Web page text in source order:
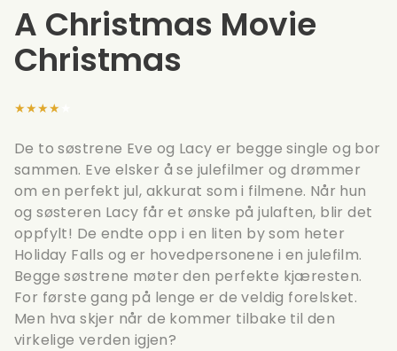
A Christmas Movie
Christmas
★★★★★
De to søstrene Eve og Lacy er begge single og bor
sammen. Eve elsker å se julefilmer og drømmer
om en perfekt jul, akkurat som i filmene. Når hun
og søsteren Lacy får et ønske på julaften, blir det
oppfylt! De endte opp i en liten by som heter
Holiday Falls og er hovedpersonene i en julefilm.
Begge søstrene møter den perfekte kjæresten.
For første gang på lenge er de veldig forelsket.
Men hva skjer når de kommer tilbake til den
virkelige verden igjen?